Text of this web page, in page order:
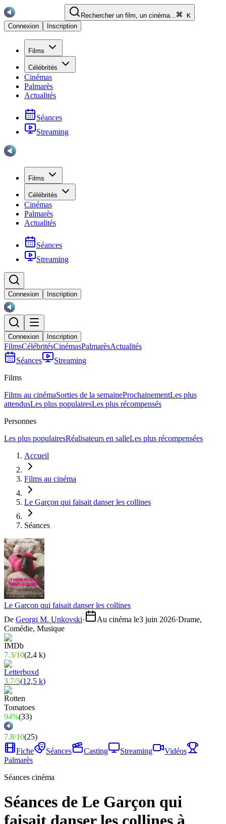
Rechercher un film, un cinéma...
K
Connexion
Inscription
Films
Célébrités
Cinémas
Palmarès
Actualités
Séances
Streaming
Films
Célébrités
Cinémas
Palmarès
Actualités
Séances
Streaming
Connexion Inscription
Connexion Inscription
FilmsCélébritésCinémasPalmarèsActualités
Séances
Streaming
Films
Films au cinémaSorties de la semaineProchainementLes plus
attendusLes plus populairesLes plus récompensés
Personnes
Les plus populairesRéalisateurs en salleLes plus récompensées
Accueil
Films au cinéma
Le Garçon qui faisait danser les collines
Séances
Le Garçon qui faisait danser les collines
De Georgi M. Unkovski· Au cinéma le3 juin 2026·Drame,
Comédie, Musique
7.3/10(2,4 k)
3.7/5(12,5 k)
94%(33)
7.8/10(25)
Fiche
Séances Casting Streaming
Vidéos
Palmarès
Séances cinéma
Séances de Le Garçon qui